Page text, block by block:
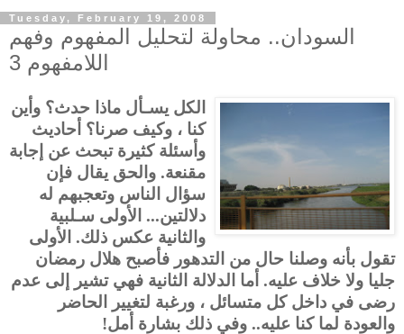
Tuesday, February 19, 2008
السودان.. محاولة لتحليل المفهوم وفهم
اللامفهوم 3
الكل يسـأل ماذا حدث؟ وأين
كنا ، وكيف صرنا؟ أحاديث
وأسئلة كثيرة تبحث عن إجابة
مقنعة. والحق يقال فإن
سؤال الناس وتعجبهم له
دلالتين... الأولى سـلبية
والثانية عكس ذلك. الأولى
تقول بأنه وصلنا حال من التدهور فأصبح هلال رمضان
جليا ولا خلاف عليه. أما الدلالة الثانية فهي تشير إلى عدم
رضى في داخل كل متسائل ، ورغبة لتغيير الحاضر
والعودة لما كنا عليه.. وفي ذلك بشارة أمل!